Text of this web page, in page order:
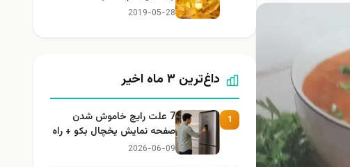
2019-05-28
داغ‌ترین ۳ ماه اخیر
1
7 علت رایج خاموش شدن
صفحه نمایش یخچال بکو + راه
حل
2026-06-09